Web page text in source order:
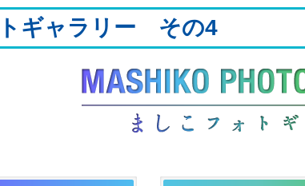
ギャラリー その4